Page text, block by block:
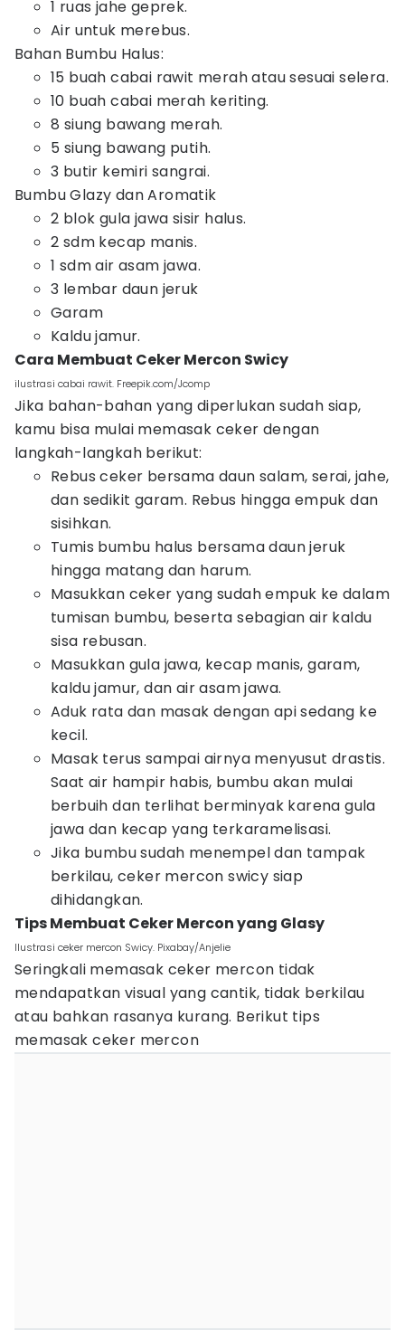
​1 ruas jahe geprek.
Air untuk merebus.
​Bahan Bumbu Halus:
​15 buah cabai rawit merah atau sesuai selera.
​10 buah cabai merah keriting.
​8 siung bawang merah.
​5 siung bawang putih.
​3 butir kemiri sangrai.
​Bumbu Glazy dan Aromatik
​2 blok gula jawa sisir halus.
​2 sdm kecap manis.
​1 sdm air asam jawa.
​3 lembar daun jeruk
​Garam
Kaldu jamur.
Cara Membuat Ceker Mercon Swicy
ilustrasi cabai rawit. Freepik.com/Jcomp
Jika bahan-bahan yang diperlukan sudah siap,
kamu bisa mulai memasak ceker dengan
langkah-langkah berikut:
​Rebus ceker bersama daun salam, serai, jahe,
dan sedikit garam. Rebus hingga empuk dan
sisihkan.
​Tumis bumbu halus bersama daun jeruk
hingga matang dan harum.
​Masukkan ceker yang sudah empuk ke dalam
tumisan bumbu, beserta sebagian air kaldu
sisa rebusan.
​Masukkan gula jawa, kecap manis, garam,
kaldu jamur, dan air asam jawa.
​Aduk rata dan masak dengan api sedang ke
kecil.
​Masak terus sampai airnya menyusut drastis.
Saat air hampir habis, bumbu akan mulai
berbuih dan terlihat berminyak karena gula
jawa dan kecap yang terkaramelisasi.
Jika bumbu sudah menempel dan tampak
berkilau, ceker mercon swicy siap
dihidangkan.
Tips Membuat Ceker Mercon yang Glasy
Ilustrasi ceker mercon Swicy. Pixabay/Anjelie
Seringkali memasak ceker mercon tidak
mendapatkan visual yang cantik, tidak berkilau
atau bahkan rasanya kurang. Berikut tips
memasak ceker mercon